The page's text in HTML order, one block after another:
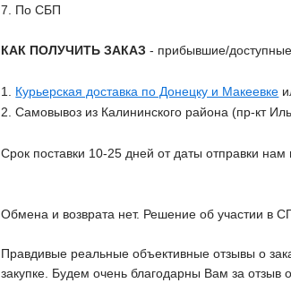
7. По СБП
КАК ПОЛУЧИТЬ ЗАКАЗ- прибывшие/
1. Курьерская доставка по Донецку и Макеевке
2. Самовывоз из Калининского района (пр-кт
Срок поставки 10-25 дней от даты отправки
Обмена и возврата нет. Решение об участии в
Правдивые реальные объективные отзывы о
закупке. Будем очень благодарны Вам за отзыв